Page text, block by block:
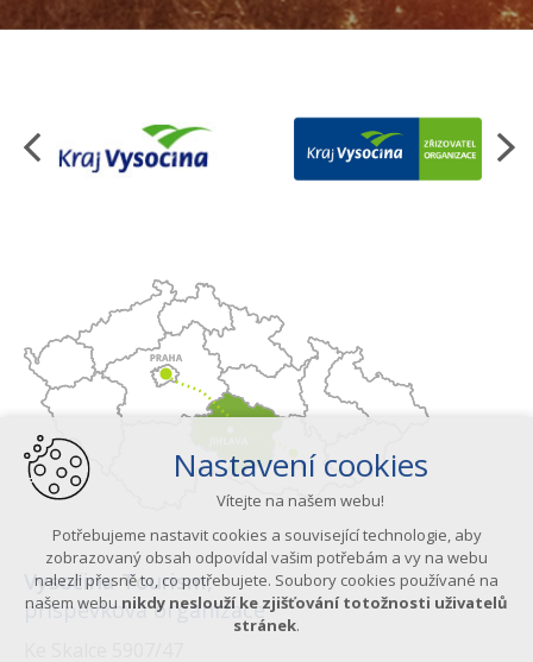
Vysočina Tourism,
příspěvková organizace
Nastavení cookies
Vítejte na našem webu!
Potřebujeme nastavit cookies a související technologie, aby
zobrazovaný obsah odpovídal vašim potřebám a vy na webu
nalezli přesně to, co potřebujete. Soubory cookies používané na
našem webu nikdy neslouží ke zjišťování totožnosti uživatelů
stránek.